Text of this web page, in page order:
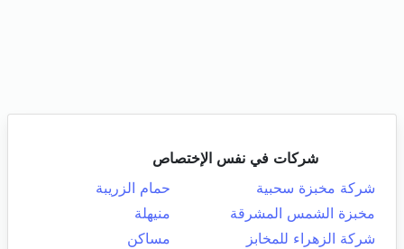
شركات في نفس الإختصاص
شركة مخبزة سحبية
حمام الزريبة
مخبزة الشمس المشرقة
منيهلة
شركة الزهراء للمخابز
مساكن